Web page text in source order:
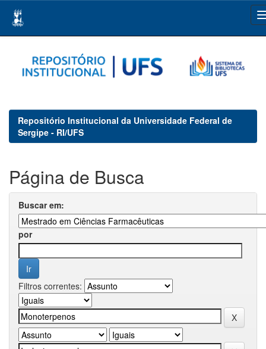
navigation
Repositório Institucional da Universidade Federal de
Sergipe - RI/UFS
Página de Busca
Buscar em:
por
Filtros correntes: